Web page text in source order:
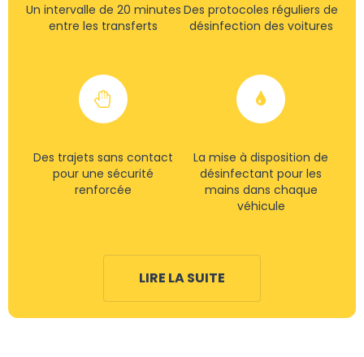
Un intervalle de 20 minutes
entre les transferts
Des protocoles réguliers de
désinfection des voitures
Des trajets sans contact
pour une sécurité
renforcée
La mise à disposition de
désinfectant pour les
mains dans chaque
véhicule
LIRE LA SUITE